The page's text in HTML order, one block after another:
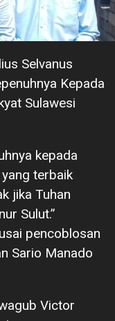
Selvanus
Kepada
Sulawesi
kepada
terbaik
jika Tuhan
Sulut.”
pencoblosan
Sario Manado
Victor